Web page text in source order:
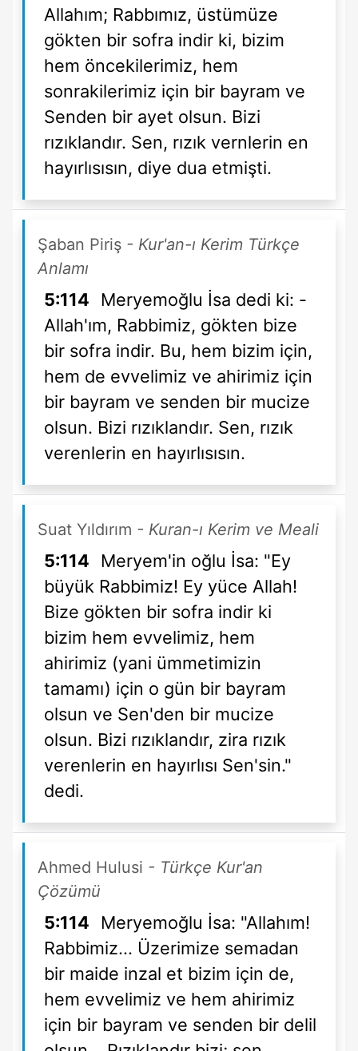
Allahım; Rabbımız, üstümüze
gökten bir sofra indir ki, bizim
hem öncekilerimiz, hem
sonrakilerimiz için bir bayram ve
Senden bir ayet olsun. Bizi
rızıklandır. Sen, rızık vernlerin en
hayırlısısın, diye dua etmişti.
Şaban Piriş - Kur'an-ı Kerim Türkçe
Anlamı
5:114
Meryemoğlu İsa dedi ki: -
Allah'ım, Rabbimiz, gökten bize
bir sofra indir. Bu, hem bizim için,
hem de evvelimiz ve ahirimiz için
bir bayram ve senden bir mucize
olsun. Bizi rızıklandır. Sen, rızık
verenlerin en hayırlısısın.
Suat Yıldırım - Kuran-ı Kerim ve Meali
5:114
Meryem'in oğlu İsa: "Ey
büyük Rabbimiz! Ey yüce Allah!
Bize gökten bir sofra indir ki
bizim hem evvelimiz, hem
ahirimiz (yani ümmetimizin
tamamı) için o gün bir bayram
olsun ve Sen'den bir mucize
olsun. Bizi rızıklandır, zira rızık
verenlerin en hayırlısı Sen'sin."
dedi.
Ahmed Hulusi - Türkçe Kur'an
Çözümü
5:114
Meryemoğlu İsa: "Allahım!
Rabbimiz... Üzerimize semadan
bir maide inzal et bizim için de,
hem evvelimiz ve hem ahirimiz
için bir bayram ve senden bir delil